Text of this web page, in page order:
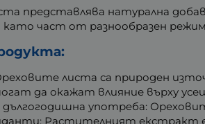
представлява натурална
като част от разнообразен
листа са природен
да окажат влияние върху
употреба:
Растителният екстракт